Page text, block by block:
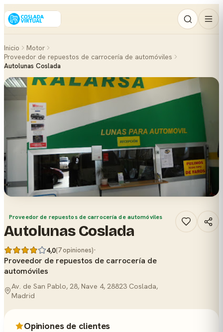
Inicio
Motor
Proveedor de repuestos de carrocería de automóviles
Autolunas Coslada
Proveedor de repuestos de carrocería de automóviles
Autolunas Coslada
4,0(7 opiniones)·
Proveedor de repuestos de carrocería de
automóviles
Av. de San Pablo, 28, Nave 4, 28823 Coslada,
Madrid
Opiniones de clientes